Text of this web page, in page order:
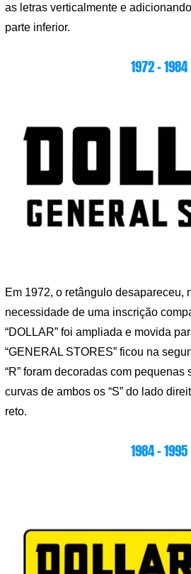
as letras verticalmente e adicionando
parte inferior.
1972 – 1984
Em 1972, o retângulo desapareceu,
necessidade de uma inscrição
“DOLLAR” foi ampliada e movida
“GENERAL STORES” ficou na
“R” foram decoradas com pequenas
curvas de ambos os “S” do lado
reto.
1984 – 1995